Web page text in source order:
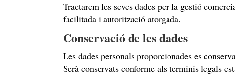
Tractarem les seves dades per la gestió
facilitada i autorització atorgada.
Conservació de les dades
Les dades personals proporcionades es
Serà conservats conforme als terminis legals